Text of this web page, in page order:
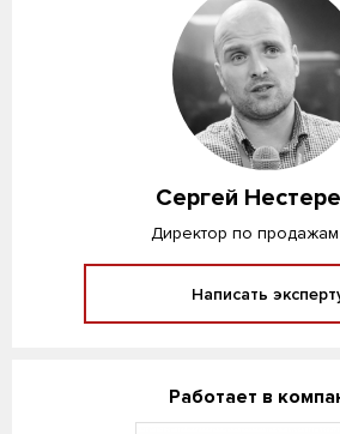
Сергей
Директор по
Написать
Работает в